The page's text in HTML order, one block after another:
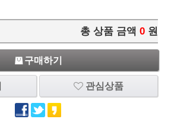
총 상품 금액 0 원
구매하기
관심상품